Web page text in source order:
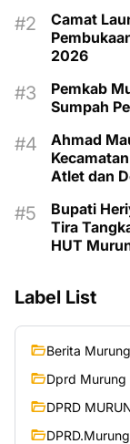
Camat
2026
Pemkab
Sumpah
Ahmad
Atlet dan
Bupati
Tira
HUT
Label List
Berita
Dprd Murung
DPRD